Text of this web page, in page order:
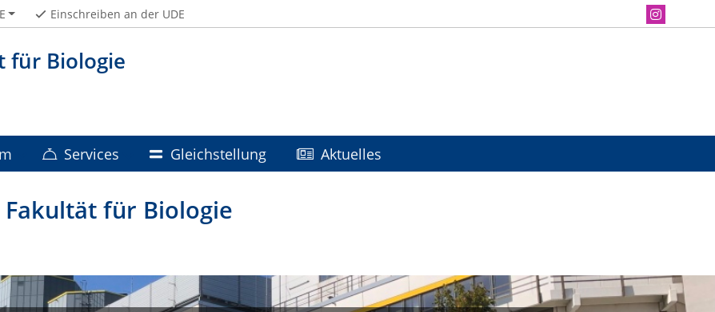
für Biologie
Einschreiben an der UDE
Services Gleichstellung Aktuelles
für Biologie